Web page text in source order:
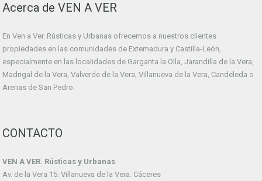
Acerca de VEN A VER
En Ven a Ver. Rústicas y Urbanas ofrecemos a nuestros clientes
propiedades en las comunidades de Extemadura y Castilla-León,
especialmente en las localidades de Garganta la Olla, Jarandilla de la Vera,
Madrigal de la Vera, Valverde de la Vera, Villanueva de la Vera, Candeleda o
Arenas de San Pedro.
CONTACTO
VEN A VER. Rústicas y Urbanas
Av. de la Vera 15. Villanueva de la Vera. Cáceres